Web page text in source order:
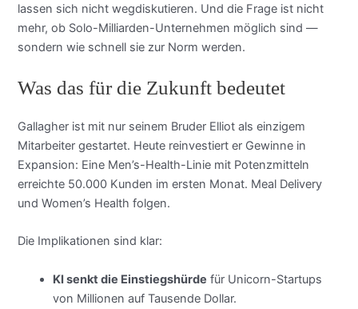
lassen sich nicht wegdiskutieren. Und die Frage ist nicht
mehr, ob Solo-Milliarden-Unternehmen möglich sind —
sondern wie schnell sie zur Norm werden.
Was das für die Zukunft bedeutet
Gallagher ist mit nur seinem Bruder Elliot als einzigem
Mitarbeiter gestartet. Heute reinvestiert er Gewinne in
Expansion: Eine Men’s-Health-Linie mit Potenzmitteln
erreichte 50.000 Kunden im ersten Monat. Meal Delivery
und Women’s Health folgen.
Die Implikationen sind klar:
KI senkt die Einstiegshürde für Unicorn-Startups
von Millionen auf Tausende Dollar.